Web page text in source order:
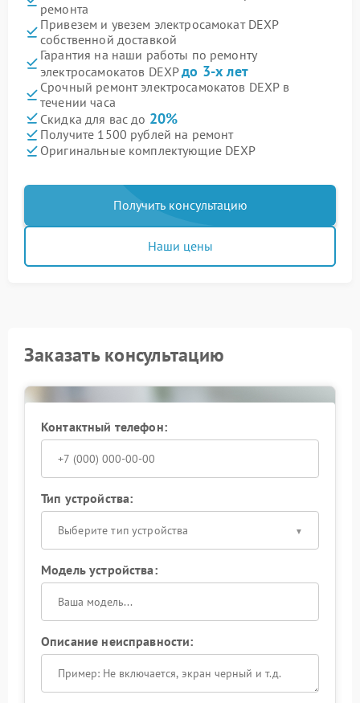
ремонта
Привезем и увезем электросамокат DEXP
собственной доставкой
Гарантия на наши работы по ремонту
электросамокатов DEXPдо 3-х лет
Срочный ремонт электросамокатов DEXP в
течении часа
Скидка для вас до 20%
Получите 1500 рублей на ремонт
Оригинальные комплектующие DEXP
Получить консультацию
Наши цены
Заказать консультацию
Контактный телефон:
Тип устройства:
Выберите тип устройства
Модель устройства:
Описание неисправности: